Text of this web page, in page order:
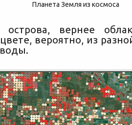
Планета Земля из космоса
острова, вернее
вероятно, из